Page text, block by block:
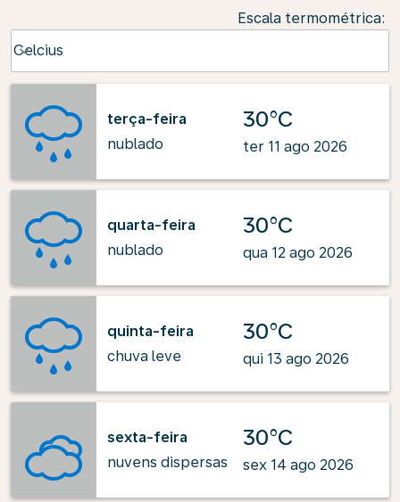
Escala termométrica:
Celcius
keyboard_arrow_down
terça-feira
nublado
30°C
ter 11 ago 2026
quarta-feira
nublado
30°C
qua 12 ago 2026
quinta-feira
chuva leve
30°C
qui 13 ago 2026
sexta-feira
nuvens dispersas
30°C
sex 14 ago 2026